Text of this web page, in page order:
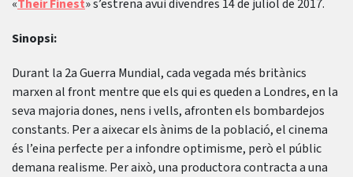
«Their Finest» s’estrena avui divendres 14 de juliol de 2017.
Sinopsi:
Durant la 2a Guerra Mundial, cada vegada més britànics
marxen al front mentre que els qui es queden a Londres, en la
seva majoria dones, nens i vells, afronten els bombardejos
constants. Per a aixecar els ànims de la població, el cinema
és l’eina perfecte per a infondre optimisme, però el públic
demana realisme. Per això, una productora contracta a una